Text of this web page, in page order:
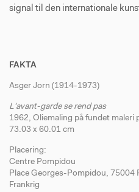
signal til den internationale
FAKTA
Asger Jorn (1914-1973)
L'avant-garde se rend pas
1962, Oliemaling på fundet maleri
73.03 x 60.01 cm
Placering:
Centre Pompidou
Place Georges-Pompidou, 75004
Frankrig